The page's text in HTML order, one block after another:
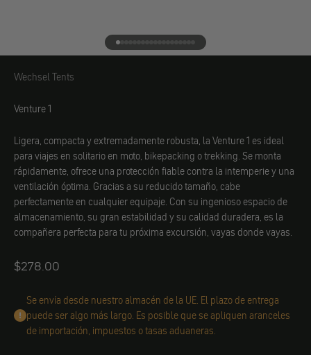
Ir al elemento 1
Ir al elemento 2
Ir al elemento 3
Ir al elemento 4
Ir al elemento 5
Ir al elemento 6
Ir al elemento 7
Ir al elemento 8
Ir al elemento 9
Ir al elemento 10
Ir al elemento 11
Ir al elemento 12
Ir al elemento 13
Ir al elemento 14
Ir al elemento 15
Ir al elemento 16
Ir al elemento 17
Ir al elemento 18
Ir al elemento 19
Wechsel Tents
Wechsel Tents
Venture 1
Ligera, compacta y extremadamente robusta, la Venture 1 es ideal
para viajes en solitario en moto, bikepacking o trekking. Se monta
rápidamente, ofrece una protección fiable contra la intemperie y una
ventilación óptima. Gracias a su reducido tamaño, cabe
perfectamente en cualquier equipaje. Con su ingenioso espacio de
almacenamiento, su gran estabilidad y su calidad duradera, es la
compañera perfecta para tu próxima excursión, vayas donde vayas.
Angebot
$278.00
Se envía desde nuestro almacén de la UE. El plazo de entrega
puede ser algo más largo. Es posible que se apliquen aranceles
de importación, impuestos o tasas aduaneras.